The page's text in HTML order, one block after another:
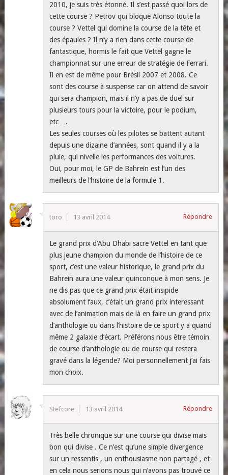
2010, je suis très étonné. Il s’est passé quoi lors de
cette course ? Petrov qui bloque Alonso toute la
course ? Vettel qui domine la course de la tête et
des épaules ? Il n’y a rien dans cette course de
fantastique, hormis le fait que Vettel gagne le
championnat sur une erreur de stratégie de Ferrari.
Il en est de même pour Brésil 2007 et 2008. Ce
sont des course à suspense car on attend de savoir
qui sera champion, mais il n’y a pas de duel sur
plusieurs tours pour la victoire, pour le podium,
etc….
Les seules courses où les pilotes se battent autant
depuis une dizaine d’années, sont quand il y a la
pluie, qui nivelle les performances des voitures.
Oui, pour moi, le GP de Bahreïn est l’un des
meilleurs de l’histoire de la formule 1.
toro 13 avril 2014 Répondre
Le grand prix d’Abu Dhabi sacre Vettel en tant que
plus jeune champion du monde de l’histoire de ce
sport, c’est une valeur historique, le grand prix du
Bahrein aura une valeur quinconque à mon sens. Je
ne dis pas que ce grand prix était insipide
absolument faux, c’était un grand prix interessant
avec de l’animation mais de là en faire un grand prix
d’anthologie ou dans l’histoire de ce sport y a quand
même 2 galaxie d’écart. Préférons nous être témoin
de course d’anthologie ou de course qui restera
gravé dans la légende? Moi personnellement j’ai fais
mon choix.
Stefcore 13 avril 2014 Répondre
Très belle chronique sur une course qui divise mais
bon qui divise . Ce n’est qu’une simple divergence
sur un ressentis , un enthousiasme non partagé , et
en cela nous serions nous qui n’avons pas trouvé ce